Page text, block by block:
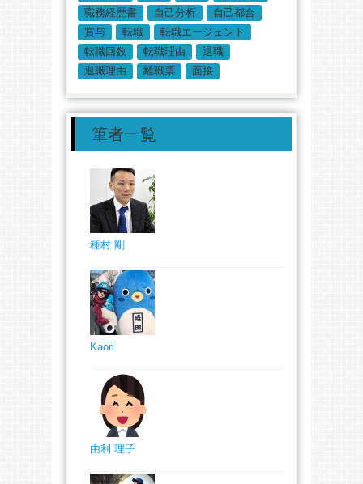
職務経歴書
自己分析
自己都合
賞与
転職
転職エージェント
転職回数
転職理由
退職
退職理由
離職票 面接
筆者一覧
種村 剛
Kaori
由利 理子